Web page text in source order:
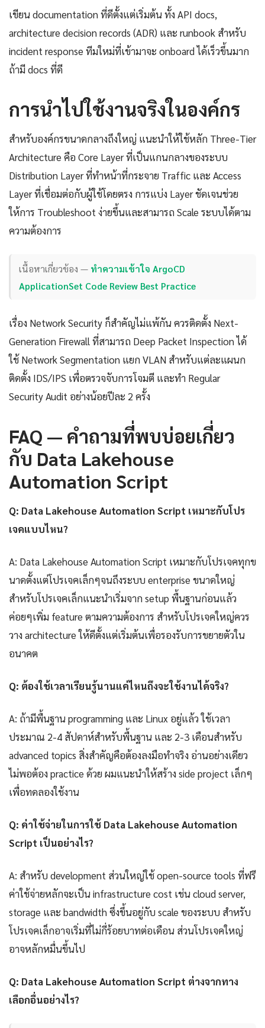
เขียน documentation ที่ดีตั้งแต่เริ่มต้น ทั้ง API docs,
architecture decision records (ADR) และ runbook สำหรับ
incident response ทีมใหม่ที่เข้ามาจะ onboard ได้เร็วขึ้นมาก
ถ้ามี docs ที่ดี
การนำไปใช้งานจริงในองค์กร
สำหรับองค์กรขนาดกลางถึงใหญ่ แนะนำให้ใช้หลัก Three-Tier
Architecture คือ Core Layer ที่เป็นแกนกลางของระบบ
Distribution Layer ที่ทำหน้าที่กระจาย Traffic และ Access
Layer ที่เชื่อมต่อกับผู้ใช้โดยตรง การแบ่ง Layer ชัดเจนช่วย
ให้การ Troubleshoot ง่ายขึ้นและสามารถ Scale ระบบได้ตาม
ความต้องการ
เนื้อหาเกี่ยวข้อง — ทำความเข้าใจ ArgoCD
ApplicationSet Code Review Best Practice
เรื่อง Network Security ก็สำคัญไม่แพ้กัน ควรติดตั้ง Next-
Generation Firewall ที่สามารถ Deep Packet Inspection ได้
ใช้ Network Segmentation แยก VLAN สำหรับแต่ละแผนก
ติดตั้ง IDS/IPS เพื่อตรวจจับการโจมตี และทำ Regular
Security Audit อย่างน้อยปีละ 2 ครั้ง
FAQ — คำถามที่พบบ่อยเกี่ยว
กับ Data Lakehouse
Automation Script
Q: Data Lakehouse Automation Script เหมาะกับโปร
เจคแบบไหน?
A: Data Lakehouse Automation Script เหมาะกับโปรเจคทุกข
นาดตั้งแต่โปรเจคเล็กๆจนถึงระบบ enterprise ขนาดใหญ่
สำหรับโปรเจคเล็กแนะนำเริ่มจาก setup พื้นฐานก่อนแล้ว
ค่อยๆเพิ่ม feature ตามความต้องการ สำหรับโปรเจคใหญ่ควร
วาง architecture ให้ดีตั้งแต่เริ่มต้นเพื่อรองรับการขยายตัวใน
อนาคต
Q: ต้องใช้เวลาเรียนรู้นานแค่ไหนถึงจะใช้งานได้จริง?
A: ถ้ามีพื้นฐาน programming และ Linux อยู่แล้ว ใช้เวลา
ประมาณ 2-4 สัปดาห์สำหรับพื้นฐาน และ 2-3 เดือนสำหรับ
advanced topics สิ่งสำคัญคือต้องลงมือทำจริง อ่านอย่างเดียว
ไม่พอต้อง practice ด้วย ผมแนะนำให้สร้าง side project เล็กๆ
เพื่อทดลองใช้งาน
Q: ค่าใช้จ่ายในการใช้ Data Lakehouse Automation
Script เป็นอย่างไร?
A: สำหรับ development ส่วนใหญ่ใช้ open-source tools ที่ฟรี
ค่าใช้จ่ายหลักจะเป็น infrastructure cost เช่น cloud server,
storage และ bandwidth ซึ่งขึ้นอยู่กับ scale ของระบบ สำหรับ
โปรเจคเล็กอาจเริ่มที่ไม่กี่ร้อยบาทต่อเดือน ส่วนโปรเจคใหญ่
อาจหลักหมื่นขึ้นไป
Q: Data Lakehouse Automation Script ต่างจากทาง
เลือกอื่นอย่างไร?